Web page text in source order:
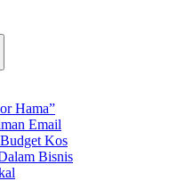
Hama”
Email
Kos
Bisnis